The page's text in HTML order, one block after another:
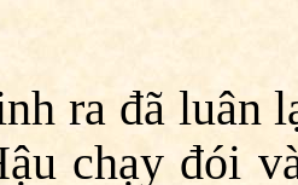
đã luân
chạy đói